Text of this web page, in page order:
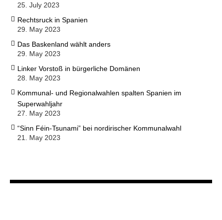
25. July 2023
Rechtsruck in Spanien
29. May 2023
Das Baskenland wählt anders
29. May 2023
Linker Vorstoß in bürgerliche Domänen
28. May 2023
Kommunal- und Regionalwahlen spalten Spanien im
Superwahljahr
27. May 2023
“Sinn Féin-Tsunami” bei nordirischer Kommunalwahl
21. May 2023